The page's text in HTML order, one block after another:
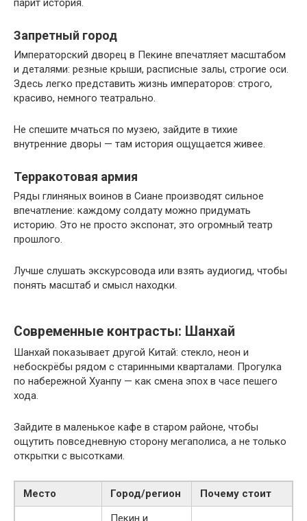
парит история.
Запретный город
Императорский дворец в Пекине впечатляет масштабом
и деталями: резные крыши, расписные залы, строгие оси.
Здесь легко представить жизнь императоров: строго,
красиво, немного театрально.
Не спешите мчаться по музею, зайдите в тихие
внутренние дворы — там история ощущается живее.
Терракотовая армия
Ряды глиняных воинов в Сиане производят сильное
впечатление: каждому солдату можно придумать
историю. Это не просто экспонат, это огромный театр
прошлого.
Лучше слушать экскурсовода или взять аудиогид, чтобы
понять масштаб и смысл находки.
Современные контрасты: Шанхай
Шанхай показывает другой Китай: стекло, неон и
небоскрёбы рядом с старинными кварталами. Прогулка
по набережной Хуанпу — как смена эпох в часе пешего
хода.
Зайдите в маленькое кафе в старом районе, чтобы
ощутить повседневную сторону мегаполиса, а не только
открытки с высотками.
Место Город/регион Почему стоит
Пекин и